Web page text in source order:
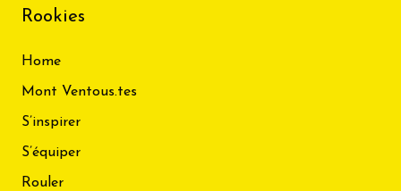
Rookies
Home
Mont Ventous.tes
S’inspirer
S’équiper
Rouler